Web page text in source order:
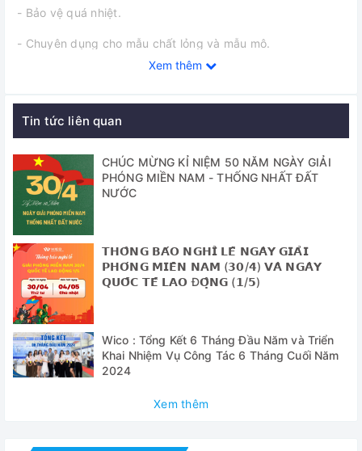
- Bảo vệ quá nhiệt.
- Chuyên dụng cho mẫu chất lỏng và mẫu mô.
- Kiểm soát công suất và tốc độ tối ưu cho 1 mẫu.
- Dụng cụ phân tán hiệu quả cao được làm bằng thép
không gỉ và PTFE.
Thông số kỹ thuật
Model
Dải tốc độ
Dung tích đồng
hóa
1 ~ 2.500ml
Công suất động
cơ
Dải thời gian 10 giây ~ 15 phút
Xem thêm
Tin tức liên quan
CHÚC MỪNG KỈ NIỆM 50 NĂM NGÀY GIẢI
PHÓNG MIỀN NAM - THỐNG NHẤT ĐẤT
NƯỚC
𝗧𝗛𝗢̂𝗡𝗚 𝗕𝗔́𝗢 𝗡𝗚𝗛𝗜̉ 𝗟𝗘̂̃ 𝗡𝗚𝗔̀𝗬 𝗚𝗜𝗔̉𝗜
𝗣𝗛𝗢́𝗡𝗚 𝗠𝗜𝗘̂̀𝗡 𝗡𝗔𝗠 (𝟯𝟬/𝟰) 𝗩𝗔̀ 𝗡𝗚𝗔̀𝗬
𝗤𝗨𝗢̂́𝗖 𝗧𝗘̂́ 𝗟𝗔𝗢 Đ𝗢̣̂𝗡𝗚 (𝟭/𝟱)
Wico : Tổng Kết 6 Tháng Đầu Năm và Triển
Khai Nhiệm Vụ Công Tác 6 Tháng Cuối Năm
2024
Xem thêm